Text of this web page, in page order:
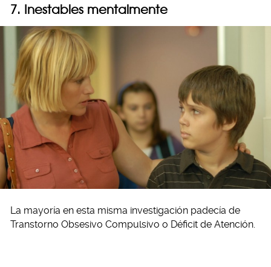
7. Inestables mentalmente
La mayoría en esta misma investigación padecía de
Transtorno Obsesivo Compulsivo o Déficit de Atención.